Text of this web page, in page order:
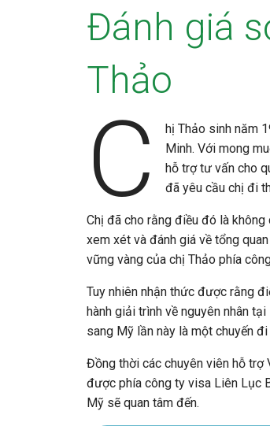
Đánh giá
Thảo
C
hị Thảo sinh năm
Minh. Với mong
hỗ trợ tư vấn cho
đã yêu cầu chị đi
Chị đã cho rằng điều đó là
xem xét và đánh giá về tổng
vững vàng của chị Thảo phía
Tuy nhiên nhận thức được rằng
hành giải trình về nguyên nhân
sang Mỹ lần này là một chuyến
Đồng thời các chuyên viên hỗ trợ
được phía công ty visa Liên Lục
Mỹ sẽ quan tâm đến.